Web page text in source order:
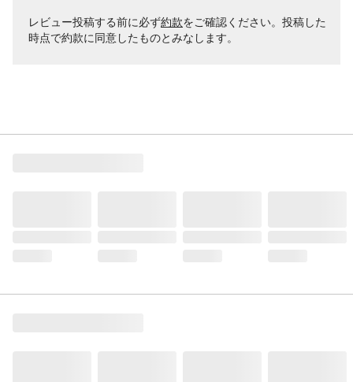
レビュー投稿する前に必ず約款をご確認ください。投稿した
時点で約款に同意したものとみなします。